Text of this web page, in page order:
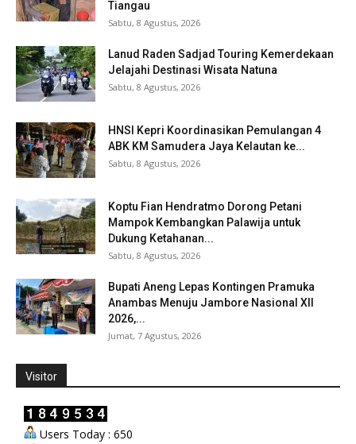
Tiangau
Sabtu, 8 Agustus, 2026
Lanud Raden Sadjad Touring Kemerdekaan
Jelajahi Destinasi Wisata Natuna
Sabtu, 8 Agustus, 2026
HNSI Kepri Koordinasikan Pemulangan 4
ABK KM Samudera Jaya Kelautan ke...
Sabtu, 8 Agustus, 2026
Koptu Fian Hendratmo Dorong Petani
Mampok Kembangkan Palawija untuk
Dukung Ketahanan...
Sabtu, 8 Agustus, 2026
Bupati Aneng Lepas Kontingen Pramuka
Anambas Menuju Jambore Nasional XII
2026,...
Jumat, 7 Agustus, 2026
Visitor
Users Today : 650